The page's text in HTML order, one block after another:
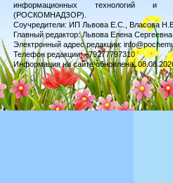
информационных технологий и
(РОСКОМНАДЗОР).
Соучредители: ИП Львова Е.С., Власова
Главный редактор: Львова Елена Сергеевна
Электронный адрес редакции:
Телефон редакции: +79277797310
Информация на сайте обновлена: